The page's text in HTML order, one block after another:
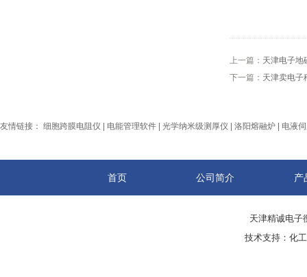
上一篇： 天津电子地
下一篇： 天津卖电子
友情链接： 细胞跨膜电阻仪 电能管理软件 光学纳米级测厚仪 洛阳熔融炉 电液
首页 公司简介 产
天津精诚电
技术支持： 化